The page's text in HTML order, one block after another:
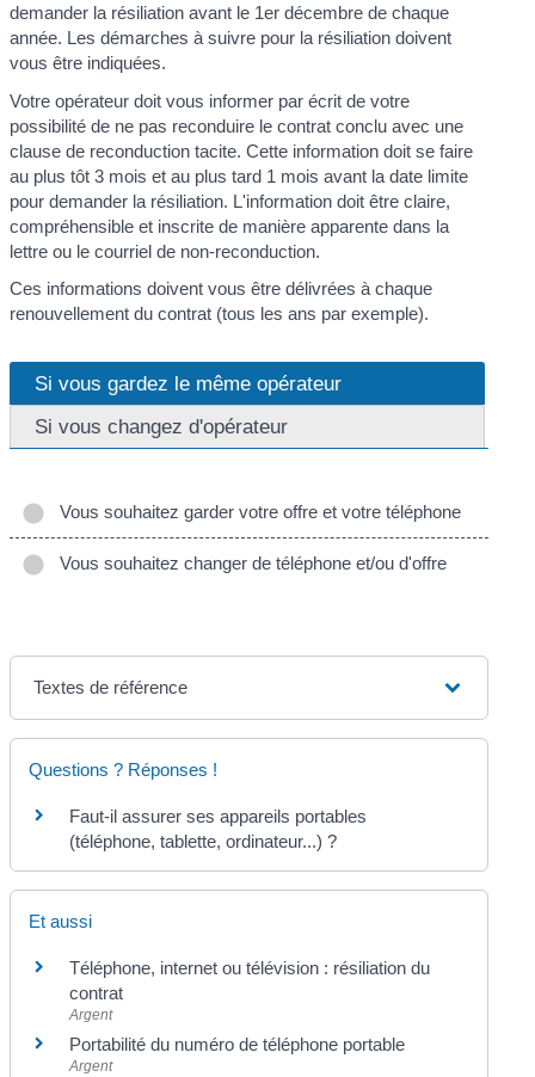
demander la résiliation avant le 1er décembre de chaque
année. Les démarches à suivre pour la résiliation doivent
vous être indiquées.
Votre opérateur doit vous informer par écrit de votre
possibilité de ne pas reconduire le contrat conclu avec une
clause de reconduction tacite. Cette information doit se faire
au plus tôt 3 mois et au plus tard 1 mois avant la date limite
pour demander la résiliation. L'information doit être claire,
compréhensible et inscrite de manière apparente dans la
lettre ou le courriel de non-reconduction.
Ces informations doivent vous être délivrées à chaque
renouvellement du contrat (tous les ans par exemple).
Si vous gardez le même opérateur
Si vous changez d'opérateur
Vous souhaitez garder votre offre et votre téléphone
Vous souhaitez changer de téléphone et/ou d'offre
Textes de référence
Questions ? Réponses !
Faut-il assurer ses appareils portables
(téléphone, tablette, ordinateur...) ?
Et aussi
Téléphone, internet ou télévision : résiliation du
contrat
Argent
Portabilité du numéro de téléphone portable
Argent